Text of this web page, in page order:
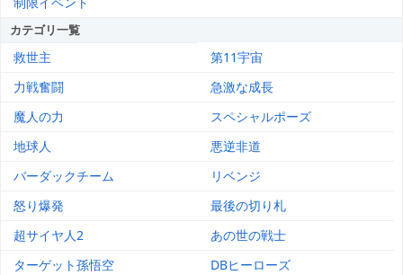
カテゴリ一覧
救世主
第11宇宙
力戦奮闘
急激な成長
魔人の力
スペシャルポーズ
地球人
悪逆非道
バーダックチーム
リベンジ
怒り爆発
最後の切り札
超サイヤ人2
あの世の戦士
ターゲット孫悟空
DBヒーローズ